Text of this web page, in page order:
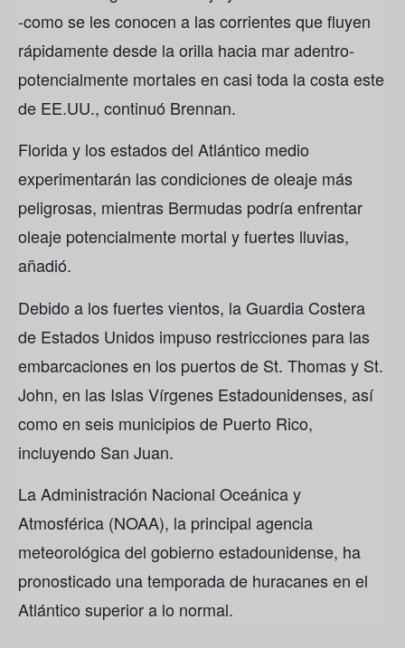
-como se les conocen a las corrientes que fluyen
rápidamente desde la orilla hacia mar adentro-
potencialmente mortales en casi toda la costa este
de EE.UU., continuó Brennan.
Florida y los estados del Atlántico medio
experimentarán las condiciones de oleaje más
peligrosas, mientras Bermudas podría enfrentar
oleaje potencialmente mortal y fuertes lluvias,
añadió.
Debido a los fuertes vientos, la Guardia Costera
de Estados Unidos impuso restricciones para las
embarcaciones en los puertos de St. Thomas y St.
John, en las Islas Vírgenes Estadounidenses, así
como en seis municipios de Puerto Rico,
incluyendo San Juan.
La Administración Nacional Oceánica y
Atmosférica (NOAA), la principal agencia
meteorológica del gobierno estadounidense, ha
pronosticado una temporada de huracanes en el
Atlántico superior a lo normal.